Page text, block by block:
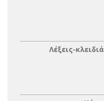
Λέξεις-κλειδιά